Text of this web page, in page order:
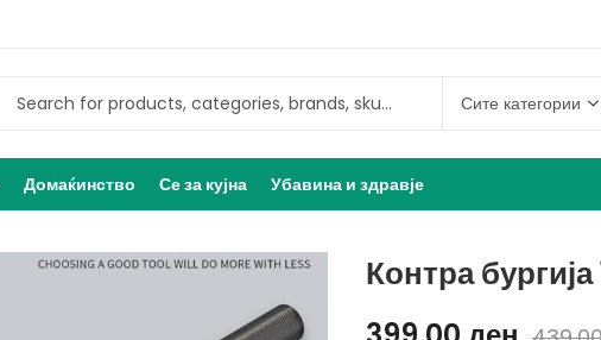
Домаќинство Се за кујна Убавина и здравје
Контра